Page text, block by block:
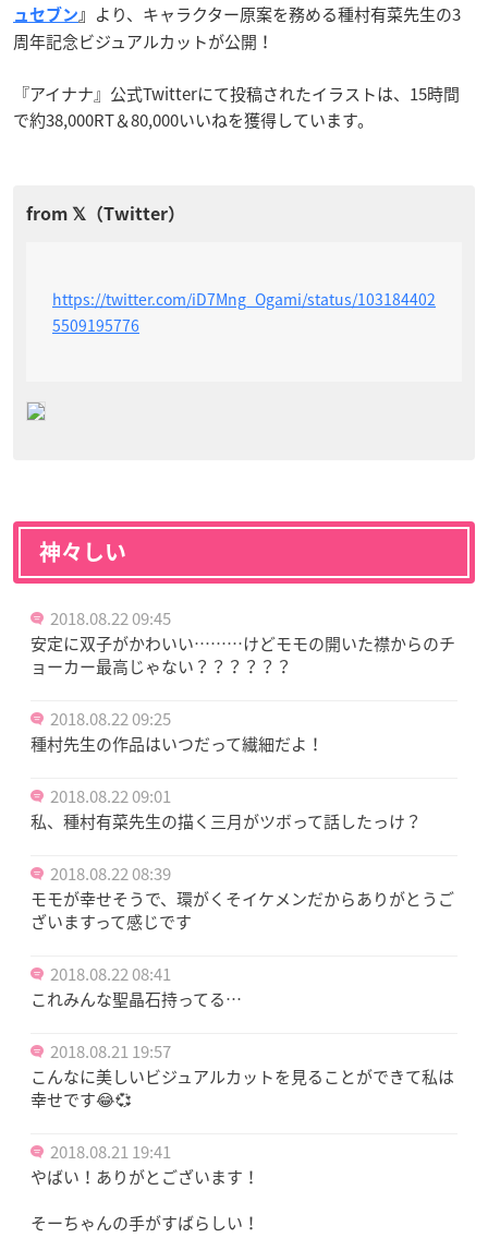
ュセブン 』
より、キャラクター原案を務める種村有菜先生の3
周年記念ビジュアルカットが公開！
『アイナナ』公式Twitterにて投稿されたイラストは、15時間
で約38,000RT＆80,000いいねを獲得しています。
https://twitter.com/iD7Mng_Ogami/status/103184402
5509195776
神々しい
2018.08.22 09:45
安定に双子がかわいい………けどモモの開いた襟からのチ
ョーカー最高じゃない？？？？？？
2018.08.22 09:25
種村先生の作品はいつだって繊細だよ！
2018.08.22 09:01
私、種村有菜先生の描く三月がツボって話したっけ？
2018.08.22 08:39
モモが幸せそうで、環がくそイケメンだからありがとうご
ざいますって感じです
2018.08.22 08:41
これみんな聖晶石持ってる…
2018.08.21 19:57
こんなに美しいビジュアルカットを見ることができて私は
幸せです😂💞
2018.08.21 19:41
やばい！ありがとございます！
そーちゃんの手がすばらしい！